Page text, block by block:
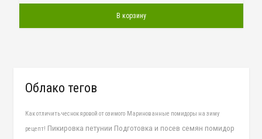
В корзину
Облако тегов
Как отличить чеснок яровой от озимого Маринованные помидоры на зиму
рецепт! Пикировка петунии Подготовка и посев семян помидор